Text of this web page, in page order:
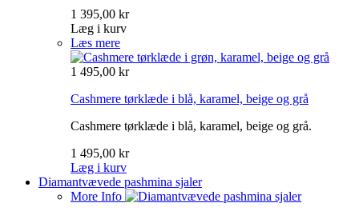
1 395,00 kr
Læg i kurv
Læs mere
1 495,00 kr
Cashmere tørklæde i blå, karamel, beige og grå
Cashmere tørklæde i blå, karamel, beige og grå.
1 495,00 kr
Læg i kurv
Diamantvævede pashmina sjaler
More Info